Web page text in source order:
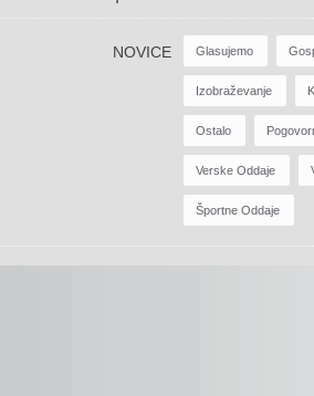
NOVICE Glasujemo
Izobraževanje
Ostalo
Verske Oddaje
Športne Oddaje